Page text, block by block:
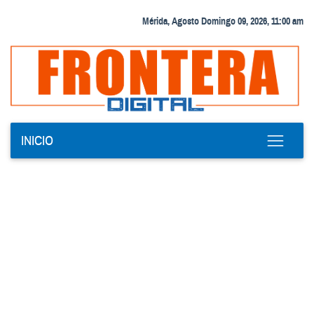
Mérida, Agosto Domingo 09, 2026, 11:00 am
INICIO